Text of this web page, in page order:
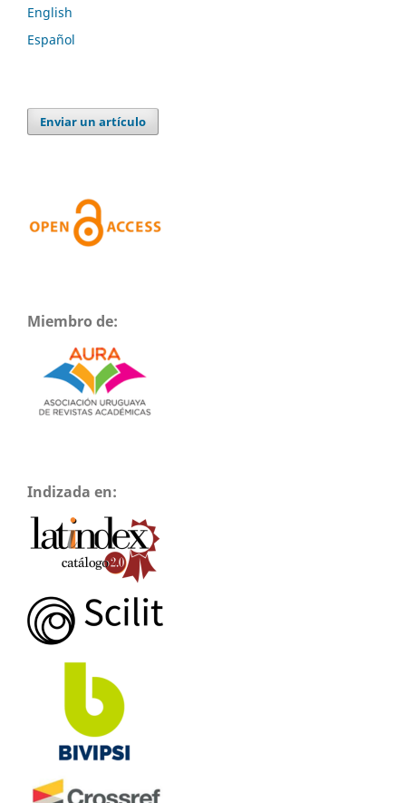
English
Español
Enviar un artículo
Miembro de:
Indizada en: